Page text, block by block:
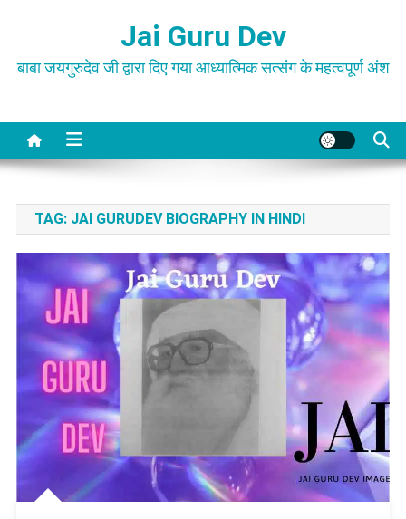
content
Jai Guru Dev
बाबा जयगुरुदेव जी द्वारा दिए गया आध्यात्मिक सत्संग के महत्वपूर्ण अंश
TAG: JAI GURUDEV BIOGRAPHY IN HINDI